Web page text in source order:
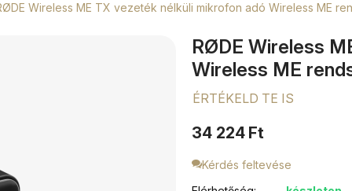
Wireless ME TX vezeték nélküli mikrofon adó Wireless ME
RØDE Wireless
Wireless ME
ÉRTÉKELD TE IS
34 224 Ft
Kérdés feltevése